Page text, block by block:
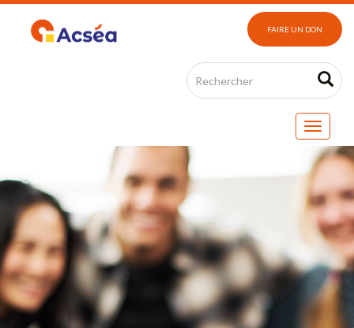
FAIRE UN DON